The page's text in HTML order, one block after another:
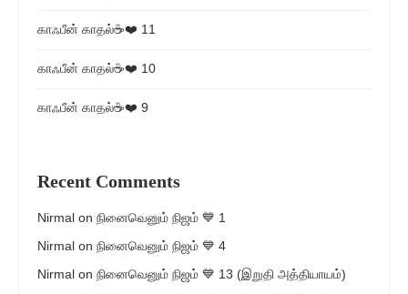
காஃபீன் காதல்☕❤️ 11
காஃபீன் காதல்☕❤️ 10
காஃபீன் காதல்☕❤️ 9
Recent Comments
Nirmal on நினைவெனும் நிஜம் 💙 1
Nirmal on நினைவெனும் நிஜம் 💙 4
Nirmal on நினைவெனும் நிஜம் 💙 13 (இறுதி அத்தியாயம்)